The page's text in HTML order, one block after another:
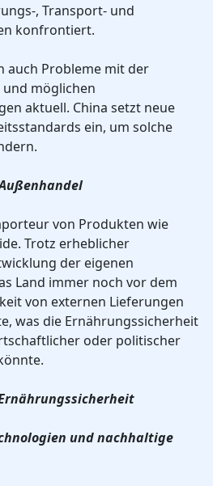
, Transport- und
konfrontiert.
auch Probleme mit der
möglichen
aktuell. China setzt neue
ein, um solche
von Produkten wie
Trotz erheblicher
der eigenen
Land immer noch vor dem
von externen Lieferungen
was die Ernährungssicherheit
oder politischer
und nachhaltige